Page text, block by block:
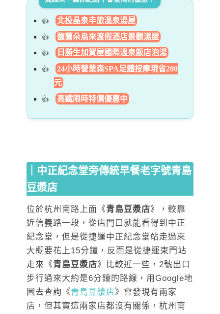
北投晶泉丰旅溫泉湯屋
馥蘭朵烏來渡假酒店景觀湯屋
日勝生加賀屋國際溫泉飯店泡湯
24小時營業森SPA足體按摩現省200
元
高鐵限時特價優惠中
｜中正紀念堂旁傳統早餐老字號青島
豆漿店
位於杭州南路上面《青島豆漿店》，較靠
近信義路一段，從店門口就能看得到中正
紀念堂，但是從捷運中正紀念堂站走過來
大概要花上15分鐘，反而是從捷運東門站
走來《青島豆漿店》比較近一些，2號出口
步行過來大約是6分鐘的路線，用Google地
圖去查詢《青島豆漿店》會發現有兩家
店，但其實這兩家店都沒有關係，杭州南